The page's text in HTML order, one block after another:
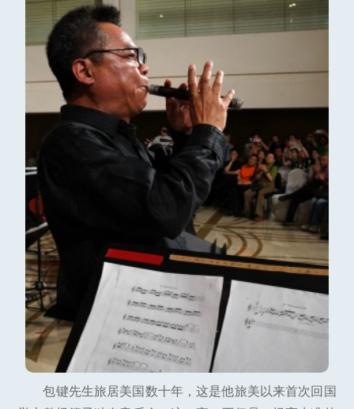
包键先生旅居美国数十年，这是他旅美以来首次回国